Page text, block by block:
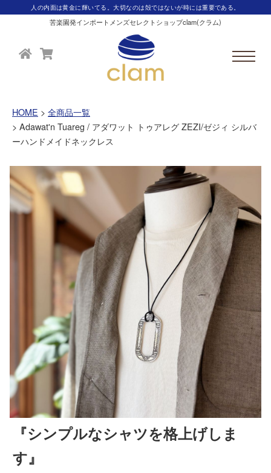
人の内面は黄金に輝いてる。大切なのは殻ではないが時には重要である。
苦楽園発インポートメンズセレクトショップclam(クラム)
HOME
全商品一覧
Adawat'n Tuareg / アダワット トゥアレグ ZEZI/ゼジィ シルバ
ーハンドメイドネックレス
『シンプルなシャツを格上げしま
す』